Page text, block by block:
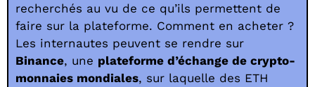
recherchés au vu de ce qu’ils permettent de
faire sur la plateforme. Comment en acheter ?
Les internautes peuvent se rendre sur
Binance, une plateforme d’échange de crypto-
monnaies mondiales, sur laquelle des ETH